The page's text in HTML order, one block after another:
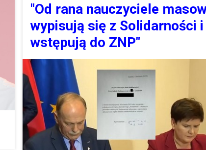
"Od rana nauczyciele
wypisują się z Solidarności i
wstępują do ZNP"